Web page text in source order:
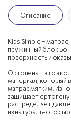
Описание
Kids Simple –
пружинный блок
поверхность и
Ортопена – это
материал, который
матрас мягким.
защищает ортопену
распределяет
из натурального